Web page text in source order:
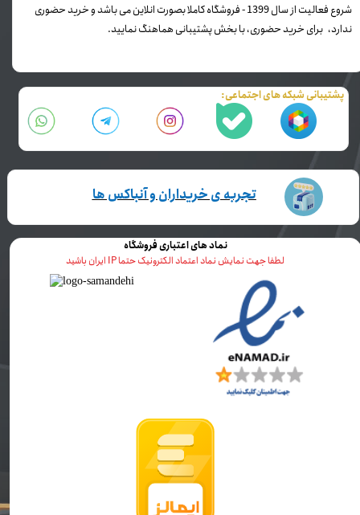
پشتیبانی شبکه های اجتماعی:
شروع فعالیت از سال 1399 - فروشگاه کاملا بصورت انلاین می باشد و خرید حضوری
ندارد، برای خرید حضوری، با بخش پشتیبانی هماهنگ نمایید.
نماد های اعتباری فروشگاه
لطفا جهت نمایش نماد اعتماد الکترونیک حتما IP ایران باشید
تجربه ی خریداران و آنباکس ها